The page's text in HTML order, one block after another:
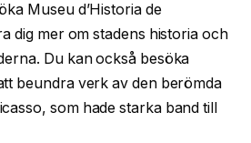
Museu d’Historia de
dig mer om stadens historia och
Du kan också besöka
beundra verk av den berömda
som hade starka band till